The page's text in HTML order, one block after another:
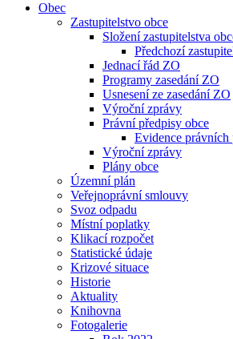
Obec
Zastupitelstvo obce
Složení zastupitelstva
Předchozí
Jednací řád ZO
Programy zasedání ZO
Usnesení ze zasedání ZO
Výroční zprávy
Právní předpisy obce
Evidence právních
Výroční zprávy
Plány obce
Územní plán
Veřejnoprávní smlouvy
Svoz odpadu
Místní poplatky
Klikací rozpočet
Statistické údaje
Krizové situace
Historie
Aktuality
Knihovna
Fotogalerie